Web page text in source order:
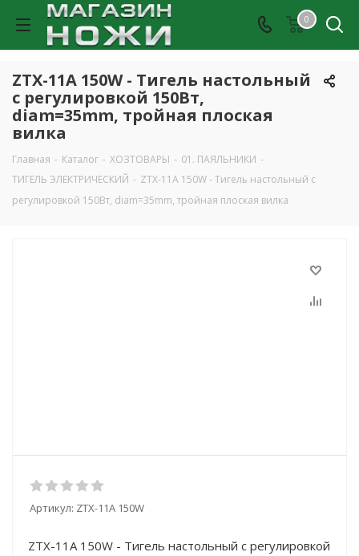
0
ZTX-11A 150W - Тигель настольный
с регулировкой 150Вт,
diam=35mm, тройная плоская
вилка
Главная - Каталог - ХОЗТОВАРЫ - 01. ПАЯЛЬНИКИ -
ТИГЕЛЬ ЭЛЕКТРИЧЕСКИЙ - ZTX-11A 150W - Тигель настольный с
регулировкой 150Вт, diam=35mm, тройная плоская вилка
Артикул: ZTX-11A 150W
ZTX-11A 150W - Тигель настольный с регулировкой